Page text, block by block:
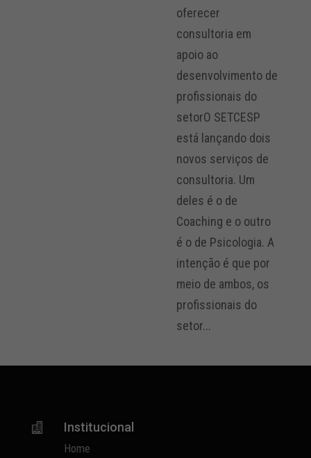
oferecer
consultoria em
apoio ao
desenvolvimento de
profissionais do
setorO SETCESP
está lançando dois
novos serviços de
consultoria. Um
deles é o de
Coaching e o outro
é o de Psicologia. A
intenção é que por
meio de ambos, os
profissionais do
setor...
 Institucional
Home